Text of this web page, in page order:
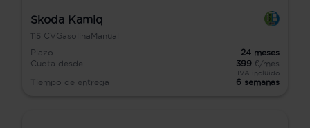
Skoda Kamiq
115 CVGasolinaManual
Plazo
24 meses
Cuota desde
399 €/mes
IVA incluido
Tiempo de entrega 6 semanas